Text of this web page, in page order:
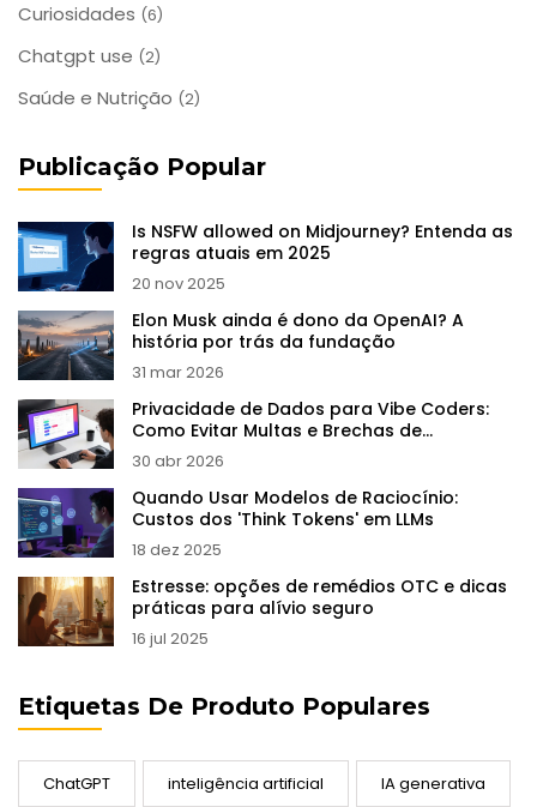
Curiosidades (6)
Chatgpt use (2)
Saúde e Nutrição (2)
Publicação Popular
Is NSFW allowed on Midjourney? Entenda as
regras atuais em 2025
20 nov 2025
Elon Musk ainda é dono da OpenAI? A
história por trás da fundação
31 mar 2026
Privacidade de Dados para Vibe Coders:
Como Evitar Multas e Brechas de
Segurança
30 abr 2026
Quando Usar Modelos de Raciocínio:
Custos dos 'Think Tokens' em LLMs
18 dez 2025
Estresse: opções de remédios OTC e dicas
práticas para alívio seguro
16 jul 2025
Etiquetas De Produto Populares
ChatGPT inteligência artificial IA generativa